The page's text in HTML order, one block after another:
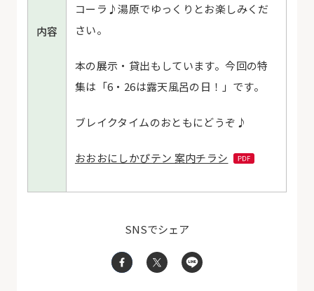
内容
コーラ♪湯原でゆっくりとお楽しみくだ
さい。
本の展示・貸出もしています。今回の特
集は「6・26は露天風呂の日！ 」です。
ブレイクタイムのおともにどうぞ♪
おおおにしかぴテン 案内チラシ
SNSでシェア